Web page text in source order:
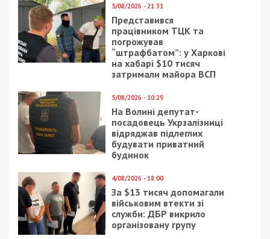
5/08/2026 - 21:31
Представився
працівником ТЦК та
погрожував
“штрафбатом”: у Харкові
на хабарі $10 тисяч
затримали майора ВСП
5/08/2026 - 10:29
На Волині депутат-
посадовець Укрзалізниці
відряджав підлеглих
будувати приватний
будинок
4/08/2026 - 18:00
За $13 тисяч допомагали
військовим втекти зі
служби: ДБР викрило
організовану групу